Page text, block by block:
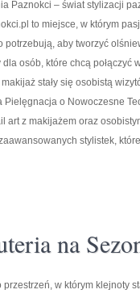
Paznokci – świat stylizacji
to miejsce, w którym
potrzebują, aby tworzyć
osób, które chcą
stały się osobistą
Pielęgnacja o Nowoczesne
z makijażem oraz
stylistek,
na
przestrzeń, w którym klejnoty